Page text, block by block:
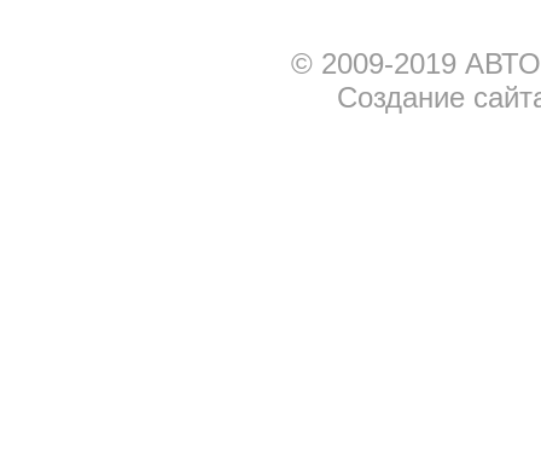
© 2009-2019
Создание